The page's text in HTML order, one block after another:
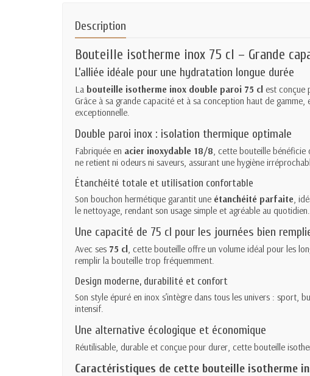
Description
Bouteille isotherme inox 75 cl – Grande
L’alliée idéale pour une hydratation longue durée
La bouteille isotherme inox double paroi 75 cl est conçue
Grâce à sa grande capacité et à sa conception haut de
exceptionnelle.
Double paroi inox : isolation thermique optimale
Fabriquée en acier inoxydable 18/8 , cette bouteille bénéficie
ne retient ni odeurs ni saveurs, assurant une hygiène
Étanchéité totale et utilisation confortable
Son bouchon hermétique garantit une étanchéité parfaite ,
le nettoyage, rendant son usage simple et agréable au quotidien.
Une capacité de 75 cl pour les journées bien
Avec ses 75 cl , cette bouteille offre un volume idéal pour les
remplir la bouteille trop fréquemment.
Design moderne, durabilité et confort
Son style épuré en inox s’intègre dans tous les univers : sport,
intensif.
Une alternative écologique et économique
Réutilisable, durable et conçue pour durer, cette bouteille
Caractéristiques de cette bouteille isotherme